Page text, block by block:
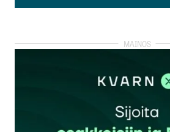
Lisää kommentti
rekisteröityä